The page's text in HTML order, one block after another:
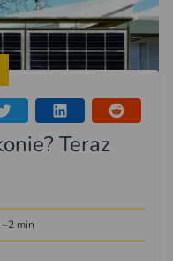
Teraz
~2 min